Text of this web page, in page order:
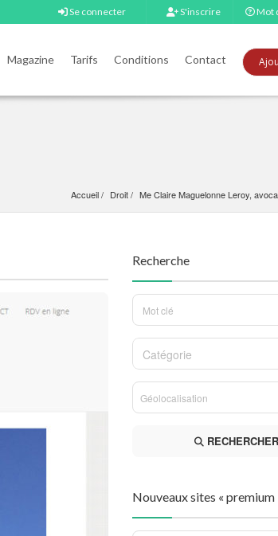
Se connecter S'inscrire Mot
Magazine Tarifs Conditions Contact
Accueil Droit Me Claire Maguelonne Leroy,
Recherche
Catégorie
RECHERCHER
Nouveaux sites « premium